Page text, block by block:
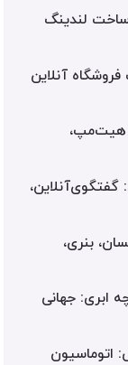
لندینگ
آنلاین
هیت‌مپ،
بنری،
ابری: جهانی
اتوماسیون